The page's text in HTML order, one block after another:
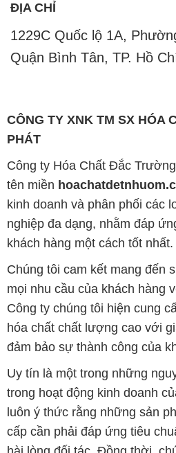
ĐỊA CHỈ
1229C Quốc lộ 1A,
Quận Bình Tân, TP. Hồ
CÔNG TY XNK TM SX HÓA
PHÁT
Công ty Hóa Chất Đắc
tên miền
kinh doanh và phân phối các
nghiệp đa dạng, nhằm đáp
khách hàng một cách tốt nhất.
Chúng tôi cam kết mang đến
mọi nhu cầu của khách hàng
Công ty chúng tôi hiện cung
hóa chất chất lượng cao với
đảm bảo sự thành công của
Uy tín là một trong những
trong hoạt động kinh doanh
luôn ý thức rằng những sản
cấp cần phải đáp ứng tiêu